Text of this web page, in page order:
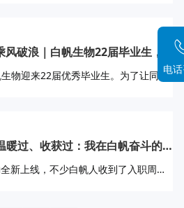
疫情之后，酷暑之时白帆生物迎来22届优秀毕业生。为了让同学们更好的了解白帆企业文化、融入职场，人力资源部于2022年10月举行了“逐梦扬帆起航，一路乘风破浪”为主题的2022届应届生入职欢迎会。
同心同行 | 付出过、温暖过、收获过：我在白帆奋斗的这些年
随着白帆生物EHR系统的全新上线，不少白帆人收到了入职周年的电子贺卡，他们中有在医药行业深耕多年的技术专家，也有刚迈向职场敢想勇为的青年新人，共同为白帆生物“提供高品质、一站式CDMO服务”的使命奋勇拼搏。
电